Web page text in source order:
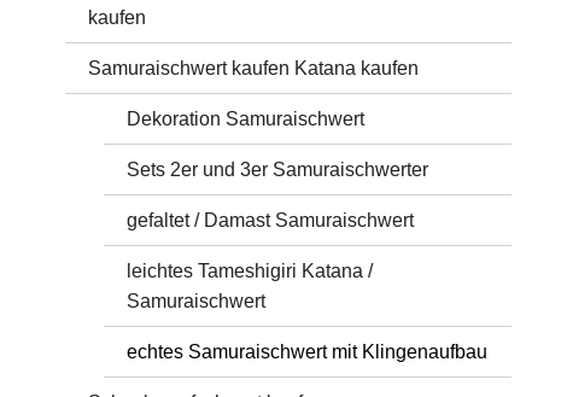
kaufen
Samuraischwert kaufen Katana kaufen
Dekoration Samuraischwert
Sets 2er und 3er Samuraischwerter
gefaltet / Damast Samuraischwert
leichtes Tameshigiri Katana /
Samuraischwert
echtes Samuraischwert mit Klingenaufbau